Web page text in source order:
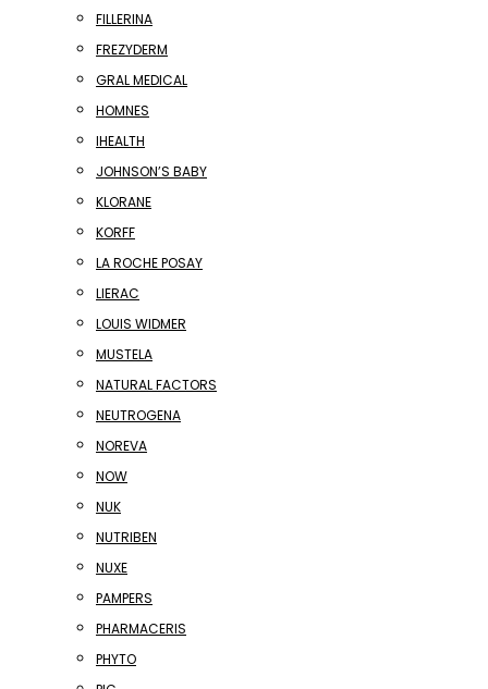
FILLERINA
FREZYDERM
GRAL MEDICAL
HOMNES
IHEALTH
JOHNSON’S BABY
KLORANE
KORFF
LA ROCHE POSAY
LIERAC
LOUIS WIDMER
MUSTELA
NATURAL FACTORS
NEUTROGENA
NOREVA
NOW
NUK
NUTRIBEN
NUXE
PAMPERS
PHARMACERIS
PHYTO